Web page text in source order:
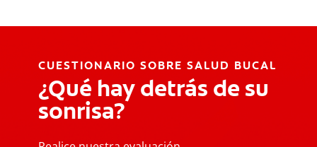
CUESTIONARIO SOBRE SALUD BUCAL
¿Qué hay detrás de su
sonrisa?